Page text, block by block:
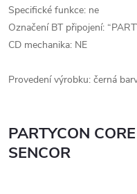
Specifické funkce: ne
Označení BT připojení:
CD mechanika: NE
Provedení výrobku: černá
PARTYCON
SENCOR